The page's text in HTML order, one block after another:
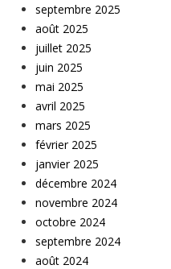
septembre 2025
août 2025
juillet 2025
juin 2025
mai 2025
avril 2025
mars 2025
février 2025
janvier 2025
décembre 2024
novembre 2024
octobre 2024
septembre 2024
août 2024